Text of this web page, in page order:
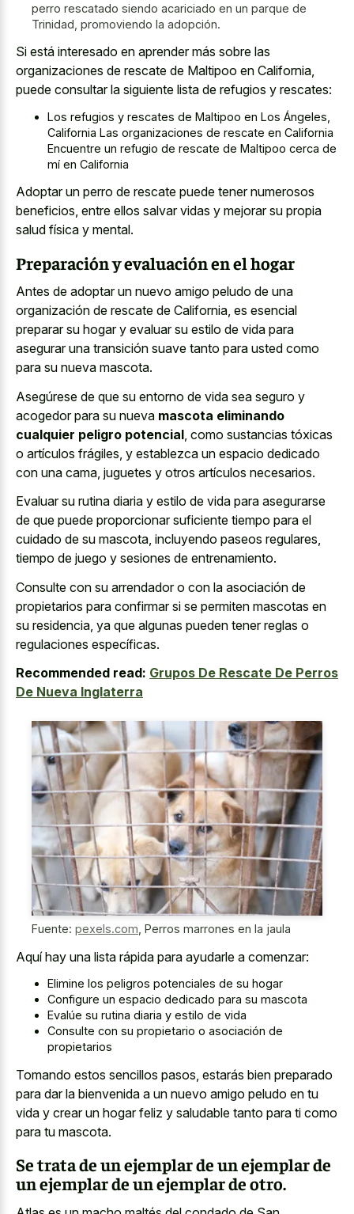
perro rescatado siendo acariciado en un parque de
Trinidad, promoviendo la adopción.
Si está interesado en aprender más sobre las
organizaciones de rescate de Maltipoo en California,
puede consultar la siguiente lista de refugios y rescates:
Los refugios y rescates de Maltipoo en Los Ángeles,
California Las organizaciones de rescate en California
Encuentre un refugio de rescate de Maltipoo cerca de
mí en California
Adoptar un perro de rescate puede tener numerosos
beneficios, entre ellos salvar vidas y mejorar su propia
salud física y mental.
Preparación y evaluación en el hogar
Antes de adoptar un nuevo amigo peludo de una
organización de rescate de California, es esencial
preparar su hogar y evaluar su estilo de vida para
asegurar una transición suave tanto para usted como
para su nueva mascota.
Asegúrese de que su entorno de vida sea seguro y
acogedor para su nueva mascota eliminando
cualquier peligro potencial , como sustancias tóxicas
o artículos frágiles, y establezca un espacio dedicado
con una cama, juguetes y otros artículos necesarios.
Evaluar su rutina diaria y estilo de vida para asegurarse
de que puede proporcionar suficiente tiempo para el
cuidado de su mascota, incluyendo paseos regulares,
tiempo de juego y sesiones de entrenamiento.
Consulte con su arrendador o con la asociación de
propietarios para confirmar si se permiten mascotas en
su residencia, ya que algunas pueden tener reglas o
regulaciones específicas.
Recommended read: Grupos De Rescate De Perros
De Nueva Inglaterra
Fuente: pexels.com, Perros marrones en la jaula
Aquí hay una lista rápida para ayudarle a comenzar:
Elimine los peligros potenciales de su hogar
Configure un espacio dedicado para su mascota
Evalúe su rutina diaria y estilo de vida
Consulte con su propietario o asociación de
propietarios
Tomando estos sencillos pasos, estarás bien preparado
para dar la bienvenida a un nuevo amigo peludo en tu
vida y crear un hogar feliz y saludable tanto para ti como
para tu mascota.
Se trata de un ejemplar de un ejemplar de
un ejemplar de un ejemplar de otro.